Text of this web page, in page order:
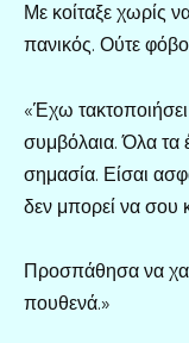
Με κοίταξε χωρίς
πανικός. Ούτε
«Έχω
συμβόλαια. Όλα τα
σημασία. Είσαι
δεν μπορεί να σου
Προσπάθησα να
πουθενά.»